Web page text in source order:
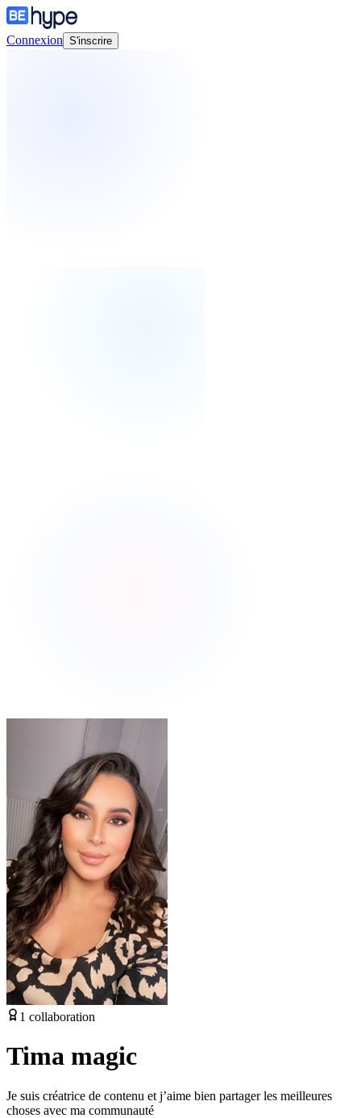
Connexion S'inscrire
1 collaboration
Tima magic
Je suis créatrice de contenu et j’aime bien partager les meilleures
choses avec ma communauté